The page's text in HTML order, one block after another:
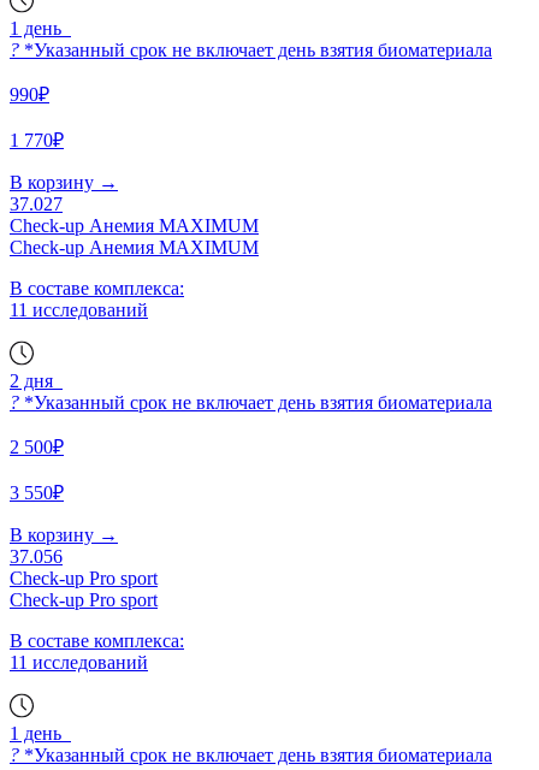
1 день
? *Указанный срок не включает день взятия биоматериала
990₽
1 770₽
В корзину →
37.027
Check-up Анемия MAXIMUM
Check-up Анемия MAXIMUM
В составе комплекса:
11 исследований
2 дня
? *Указанный срок не включает день взятия биоматериала
2 500₽
3 550₽
В корзину →
37.056
Check-up Pro sport
Check-up Pro sport
В составе комплекса:
11 исследований
1 день
? *Указанный срок не включает день взятия биоматериала